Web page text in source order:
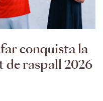
conquista la
de raspall 2026